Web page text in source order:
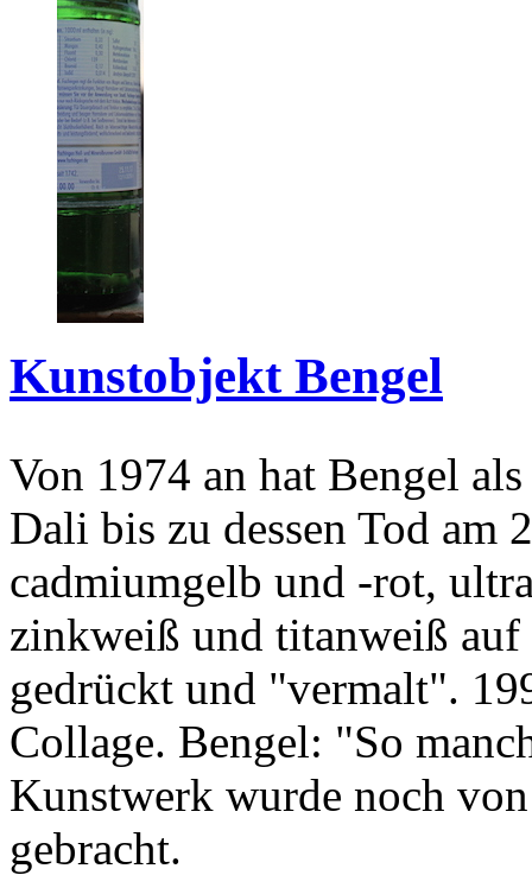
Kunstobjekt Bengel
Von 1974 an hat Bengel
Dali bis zu dessen Tod am
cadmiumgelb und -rot,
zinkweiß und titanweiß
gedrückt und "vermalt".
Collage. Bengel: "So
Kunstwerk wurde noch
gebracht.